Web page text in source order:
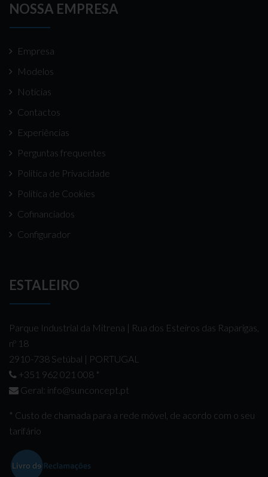
NOSSA EMPRESA
Empresa
Modelos
Notícias
Contactos
Experiências
Perguntas frequentes
Politica de Privacidade
Politica de Cookies
Cofinanciados
Configurador
ESTALEIRO
Parque Industrial da Mitrena | Rua dos Esteiros das Raparigas,
nº 18
2910-738 Setúbal | PORTUGAL
+351 962 021 008 *
Geral: info@sunconcept.pt
* Custo de chamada para a rede móvel, de acordo com o seu
tarifário